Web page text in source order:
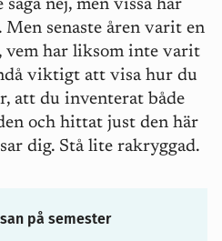
nej, men vissa har
senaste åren varit en
vem har liksom inte varit
viktigt att visa hur du
att du inventerat både
och hittat just den här
dig. Stå lite rakryggad.
på semester